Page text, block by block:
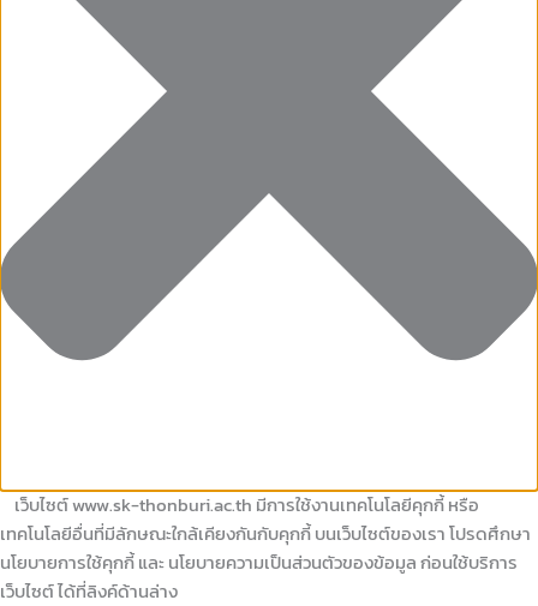
เว็บไซต์ www.sk-thonburi.ac.th มีการใช้งานเทคโนโลยีคุกกี้ หรือ
เทคโนโลยีอื่นที่มีลักษณะใกล้เคียงกันกับคุกกี้ บนเว็บไซต์ของเรา โปรดศึกษา
นโยบายการใช้คุกกี้ และ นโยบายความเป็นส่วนตัวของข้อมูล ก่อนใช้บริการ
เว็บไซต์ ได้ที่ลิงค์ด้านล่าง